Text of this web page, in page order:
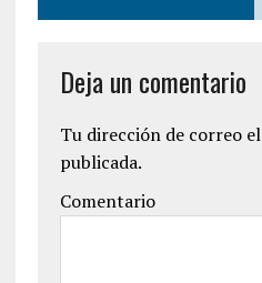
Deja un comentario
Tu dirección de correo
publicada.
Comentario